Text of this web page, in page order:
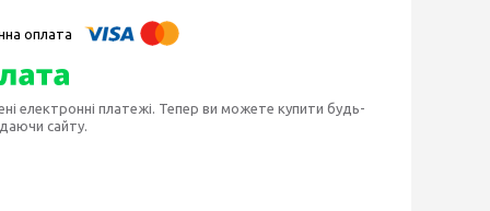
електронні платежі. Тепер ви можете купити будь-
сайту.